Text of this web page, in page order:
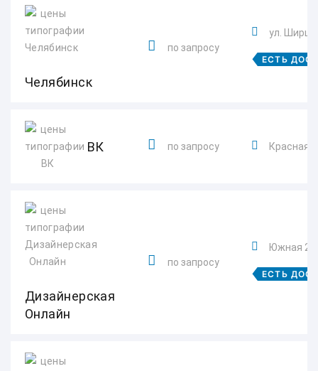
Челябинск
по запросу
ул.
ЕСТЬ
ВК по запросу Красная
Дизайнерская
Онлайн
по запросу
Южная 2
ЕСТЬ